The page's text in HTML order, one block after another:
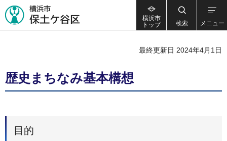
横浜市
トップ
検索 メニュー
最終更新日 2024年4月1日
歴史まちなみ基本構想
目的